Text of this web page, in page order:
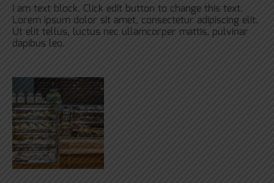
I am text block. Click edit button to change this text.
Lorem ipsum dolor sit amet, consectetur adipiscing elit.
Ut elit tellus, luctus nec ullamcorper mattis, pulvinar
dapibus leo.